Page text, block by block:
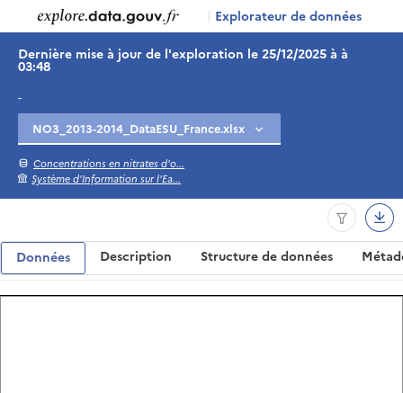
| Explorateur de données
Dernière mise à jour de l'exploration le 25/12/2025 à à
03:48
-
Concentrations en nitrates d'o...
Système d'Information sur l'Ea...
Données Description Structure de données